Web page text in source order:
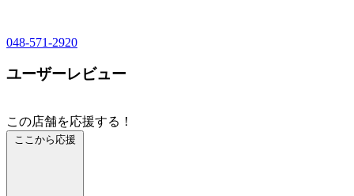
048-571-2920
ユーザーレビュー
この店舗を応援する！
ここから応援